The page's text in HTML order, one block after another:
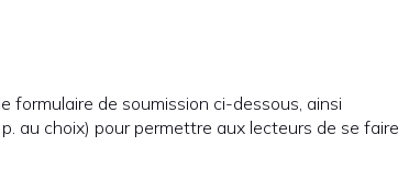
formulaire de soumission ci-dessous, ainsi
au choix) pour permettre aux lecteurs de se faire